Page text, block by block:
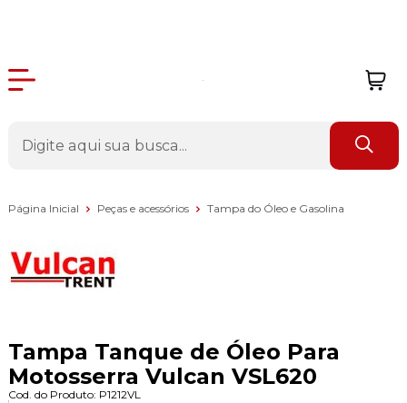
Página Inicial Peças e acessórios Tampa do Óleo e Gasolina
Tampa Tanque de Óleo Para
Motosserra Vulcan VSL620
Cod. do Produto: P1212VL